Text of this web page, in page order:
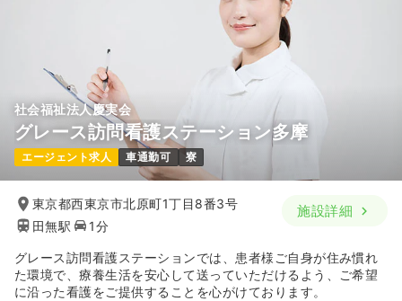
オンコールあり
時給1,600円以上可
気になる 詳細を見る
ICU系正看護師
給与 32.6万円
時間 8:30～17:00
4週8休以上
ブランク可 月給32万円以上可
社会福祉法人慶実会
グレース訪問看護ステーション多摩
エージェント求人 車通勤可 寮
東京都西東京市北原町1丁目8番3号
田無駅
1分
施設詳細
グレース訪問看護ステーションでは、患者様ご自身が住み慣れ
た環境で、療養生活を安心して送っていただけるよう、ご希望
に沿った看護をご提供することを心がけております。